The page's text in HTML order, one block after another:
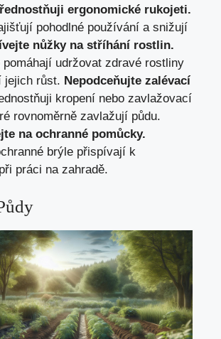
ergonomické rukojeti.
pohodlné používání a snižují
nůžky na stříhání rostlin.
pomáhají udržovat zdravé rostliny
jejich růst. Nepodceňujte zalévací
kropení nebo zavlažovací
rovnoměrně zavlažují půdu.
na ochranné pomůcky.
brýle přispívají k
práci na zahradě.